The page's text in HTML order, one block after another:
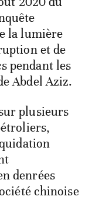
la lumière
et de
pendant les
Abdel Aziz.
plusieurs
denrées
chinoise